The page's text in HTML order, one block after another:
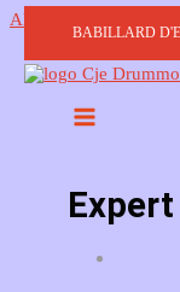
Aller au contenu
BABILLARD